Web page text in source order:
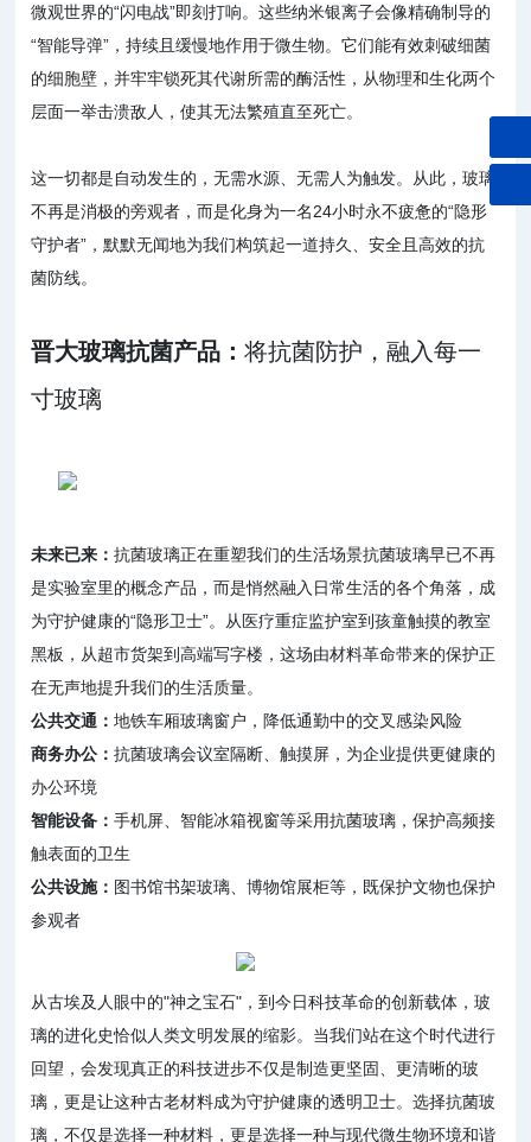
微观世界的“闪电战”即刻打响。这些纳米银离子会像精确制导的
“智能导弹”，持续且缓慢地作用于微生物。它们能有效刺破细菌
的细胞壁，并牢牢锁死其代谢所需的酶活性，从物理和生化两个
层面一举击溃敌人，使其无法繁殖直至死亡。
这一切都是自动发生的，无需水源、无需人为触发。从此，玻璃
不再是消极的旁观者，而是化身为一名24小时永不疲惫的“隐形
守护者”，默默无闻地为我们构筑起一道持久、安全且高效的抗
菌防线。
晋大玻璃抗菌产品：将抗菌防护，融入每一
寸玻璃
未来已来：抗菌玻璃正在重塑我们的生活场景抗菌玻璃早已不再
是实验室里的概念产品，而是悄然融入日常生活的各个角落，成
为守护健康的“隐形卫士”。从医疗重症监护室到孩童触摸的教室
黑板，从超市货架到高端写字楼，这场由材料革命带来的保护正
在无声地提升我们的生活质量。
公共交通：地铁车厢玻璃窗户，降低通勤中的交叉感染风险
商务办公：抗菌玻璃会议室隔断、触摸屏，为企业提供更健康的
办公环境
智能设备：手机屏、智能冰箱视窗等采用抗菌玻璃，保护高频接
触表面的卫生
公共设施： 图书馆书架玻璃、博物馆展柜等，既保护文物也保护
参观者
从古埃及人眼中的"神之宝石"，到今日科技革命的创新载体，玻
璃的进化史恰似人类文明发展的缩影。当我们站在这个时代进行
回望，会发现真正的科技进步不仅是制造更坚固、更清晰的玻
璃，更是让这种古老材料成为守护健康的透明卫士。选择抗菌玻
璃，不仅是选择一种材料，更是选择一种与现代微生物环境和谐